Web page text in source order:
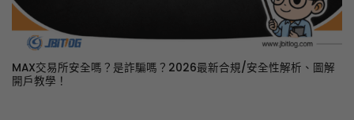
MAX交易所安全嗎？是詐騙嗎？2026最新合規/安全性解析、圖解
開戶教學！